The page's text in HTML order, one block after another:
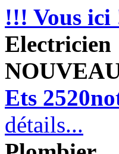
!!! Vous ici
Electricien
Ets
détails...